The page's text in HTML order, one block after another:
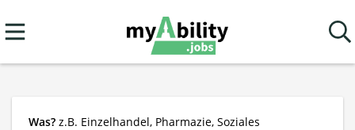
Was? z.B. Einzelhandel, Pharmazie, Soziales